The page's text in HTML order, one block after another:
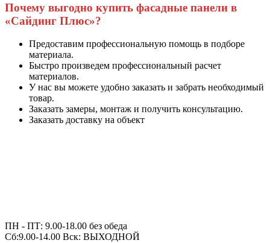
Почему выгодно купить фасадные панели в
«Сайдинг Плюс»?
Предоставим профессиональную помощь в подборе
материала.
Быстро произведем профессиональный расчет
материалов.
У нас вы можете удобно заказать и забрать необходимый
товар.
Заказать замеры, монтаж и получить консультацию.
Заказать доставку на объект
ПН - ПТ: 9.00-18.00 без обеда
Сб:9.00-14.00 Вск: ВЫХОДНОЙ